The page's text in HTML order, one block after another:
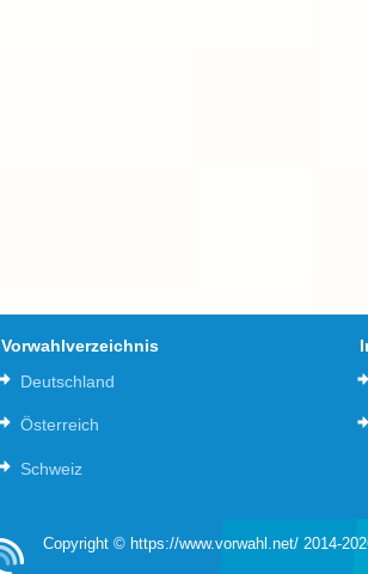
Vorwahlverzeichnis
Deutschland
Österreich
Schweiz
Copyright © https://www.vorwahl.net/ 2014-